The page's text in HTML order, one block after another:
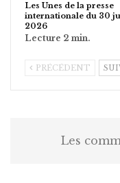
Les Unes de la presse
internationale du 30
2026
PRÉCÉDENT
Les